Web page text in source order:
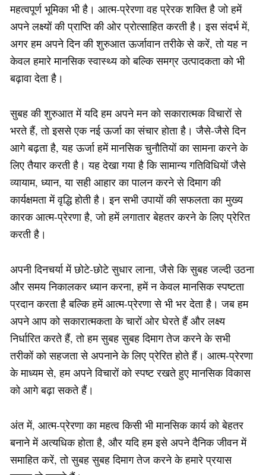
महत्वपूर्ण भूमिका भी है। आत्म-प्रेरणा वह प्रेरक शक्ति है जो हमें
अपने लक्ष्यों की प्राप्ति की ओर प्रोत्साहित करती है। इस संदर्भ में,
अगर हम अपने दिन की शुरुआत ऊर्जावान तरीके से करें, तो यह न
केवल हमारे मानसिक स्वास्थ्य को बल्कि समग्र उत्पादकता को भी
बढ़ावा देता है।
सुबह की शुरुआत में यदि हम अपने मन को सकारात्मक विचारों से
भरते हैं, तो इससे एक नई ऊर्जा का संचार होता है। जैसे-जैसे दिन
आगे बढ़ता है, यह ऊर्जा हमें मानसिक चुनौतियों का सामना करने के
लिए तैयार करती है। यह देखा गया है कि सामान्य गतिविधियों जैसे
व्यायाम, ध्यान, या सही आहार का पालन करने से दिमाग की
कार्यक्षमता में वृद्धि होती है। इन सभी उपायों की सफलता का मुख्य
कारक आत्म-प्रेरणा है, जो हमें लगातार बेहतर करने के लिए प्रेरित
करती है।
अपनी दिनचर्या में छोटे-छोटे सुधार लाना, जैसे कि सुबह जल्दी उठना
और समय निकालकर ध्यान करना, हमें न केवल मानसिक स्पष्टता
प्रदान करता है बल्कि हमें आत्म-प्रेरणा से भी भर देता है। जब हम
अपने आप को सकारात्मकता के चारों ओर घेरते हैं और लक्ष्य
निर्धारित करते हैं, तो हम सुबह सुबह दिमाग तेज करने के सभी
तरीकों को सहजता से अपनाने के लिए प्रेरित होते हैं। आत्म-प्रेरणा
के माध्यम से, हम अपने विचारों को स्पष्ट रखते हुए मानसिक विकास
को आगे बढ़ा सकते हैं।
अंत में, आत्म-प्रेरणा का महत्व किसी भी मानसिक कार्य को बेहतर
बनाने में अत्यधिक होता है, और यदि हम इसे अपने दैनिक जीवन में
समाहित करें, तो सुबह सुबह दिमाग तेज करने के हमारे प्रयास